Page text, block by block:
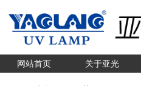
网站首页 关于亚光